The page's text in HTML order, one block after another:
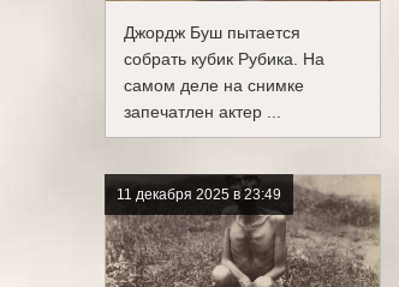
Джордж Буш пытается
собрать кубик Рубика. На
самом деле на снимке
запечатлен актер ...
11 декабря 2025 в 23:49